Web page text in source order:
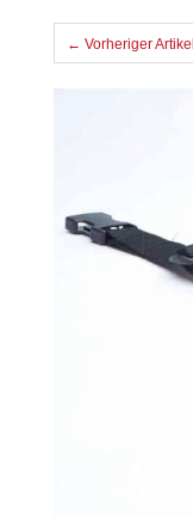
← Vorheriger Artikel